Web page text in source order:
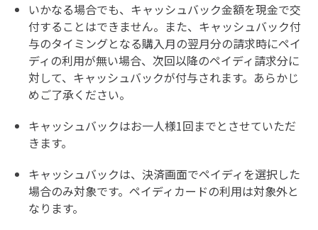
いかなる場合でも、キャッシュバック金額を現金で交
付することはできません。また、キャッシュバック付
与のタイミングとなる購入月の翌月分の請求時にペイ
ディの利用が無い場合、次回以降のペイディ請求分に
対して、キャッシュバックが付与されます。あらかじ
めご了承ください。
キャッシュバックはお一人様1回までとさせていただ
きます。
キャッシュバックは、決済画面でペイディを選択した
場合のみ対象です。ペイディカードの利用は対象外と
なります。